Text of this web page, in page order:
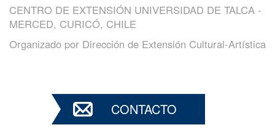
CENTRO DE EXTENSIÓN UNIVERSIDAD DE TALCA -
MERCED, CURICÓ, CHILE
Organizado por Dirección de Extensión Cultural-Artística
CONTACTO